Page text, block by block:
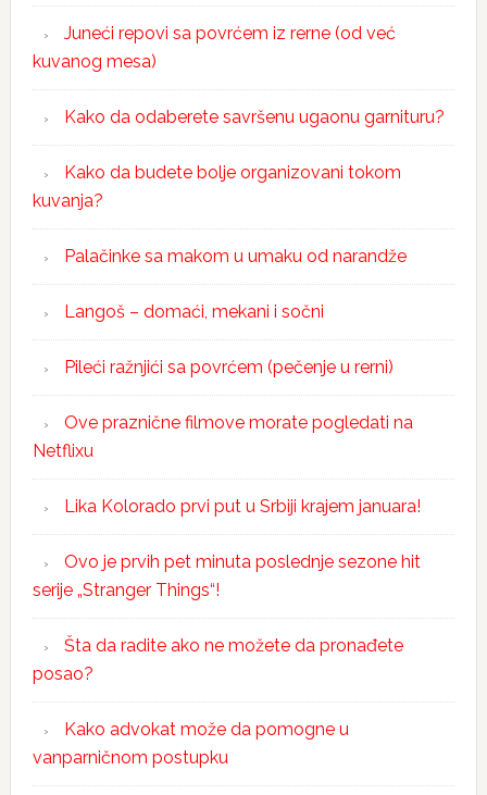
Juneći repovi sa povrćem iz rerne (od već
kuvanog mesa)
Kako da odaberete savršenu ugaonu garnituru?
Kako da budete bolje organizovani tokom
kuvanja?
Palačinke sa makom u umaku od narandže
Langoš – domaći, mekani i sočni
Pileći ražnjići sa povrćem (pečenje u rerni)
Ove praznične filmove morate pogledati na
Netflixu
Lika Kolorado prvi put u Srbiji krajem januara!
Ovo je prvih pet minuta poslednje sezone hit
serije „Stranger Things“!
Šta da radite ako ne možete da pronađete
posao?
Kako advokat može da pomogne u
vanparničnom postupku